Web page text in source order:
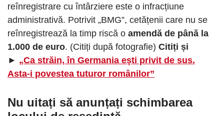
reînregistrare cu întârziere este o infracțiune
administrativă. Potrivit „BMG”, cetățenii care nu se
reînregistrează la timp riscă o amendă de până la
1.000 de euro. (Citiți după fotografie) Citiți și
► „Ca străin, în Germania eşti privit de sus.
Asta-i povestea tuturor românilor”
Nu uitați să anunțați schimbarea